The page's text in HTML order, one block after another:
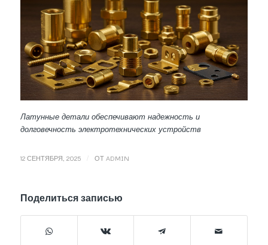
Латунные детали обеспечивают надежность и
долговечность электротехнических устройств
12 СЕНТЯБРЯ, 2025 ОТ ADMIN
Поделиться записью